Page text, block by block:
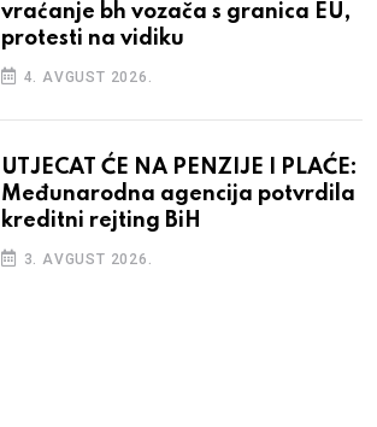
vraćanje bh vozača s granica EU,
protesti na vidiku
4. AVGUST 2026.
UTJECAT ĆE NA PENZIJE I PLAĆE:
Međunarodna agencija potvrdila
kreditni rejting BiH
3. AVGUST 2026.